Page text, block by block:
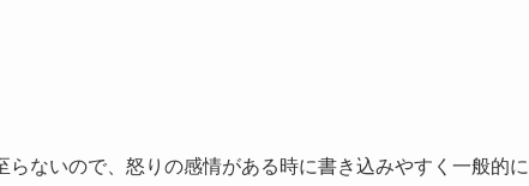
ないので、怒りの感情がある時に書き込みやすく一般的に